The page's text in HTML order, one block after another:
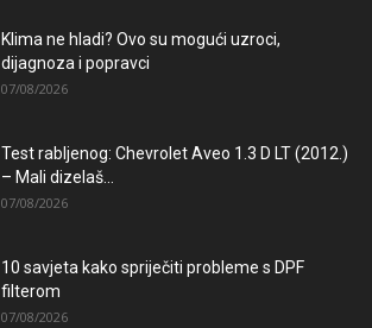
Klima ne hladi? Ovo su mogući uzroci,
dijagnoza i popravci
07/08/2026
Test rabljenog: Chevrolet Aveo 1.3 D LT (2012.)
– Mali dizelaš...
07/08/2026
10 savjeta kako spriječiti probleme s DPF
filterom
07/08/2026